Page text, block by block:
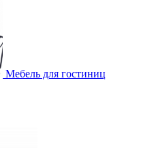
Мебель для гостиниц